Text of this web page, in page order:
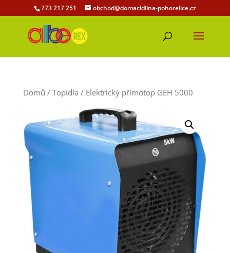
773 217 251 obchod@domacidilna-pohorelice.cz
Domů / Topidla / Elektrický přímotop GEH 5000